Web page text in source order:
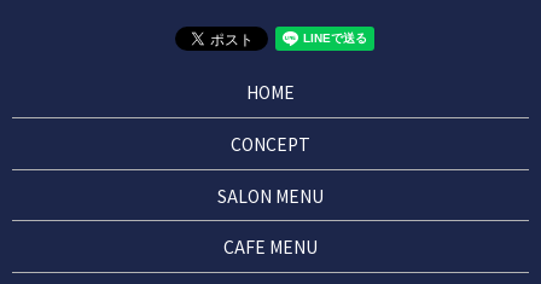
HOME
CONCEPT
SALON MENU
CAFE MENU